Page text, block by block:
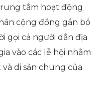
tâm hoạt động
cộng đồng gắn bó
gọi cả người dân địa
vào các lễ hội nhằm
di sản chung của